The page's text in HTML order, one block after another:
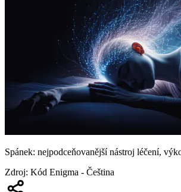
Spánek: nejpodceňovanější nástroj léčení,
Zdroj: Kód Enigma - Čeština